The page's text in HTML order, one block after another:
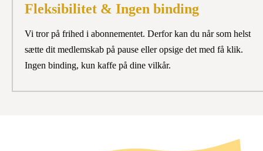
Fleksibilitet & Ingen binding
Vi tror på frihed i abonnementet. Derfor kan du når som helst
sætte dit medlemskab på pause eller opsige det med få klik.
Ingen binding, kun kaffe på dine vilkår.